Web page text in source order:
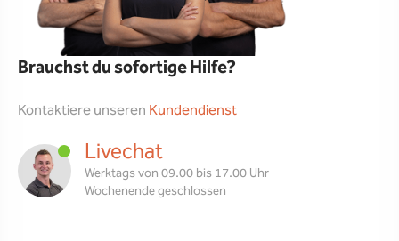
Brauchst du sofortige Hilfe?
Kontaktiere unseren Kundendienst
Livechat
Werktags von 09.00 bis 17.00 Uhr
Wochenende geschlossen